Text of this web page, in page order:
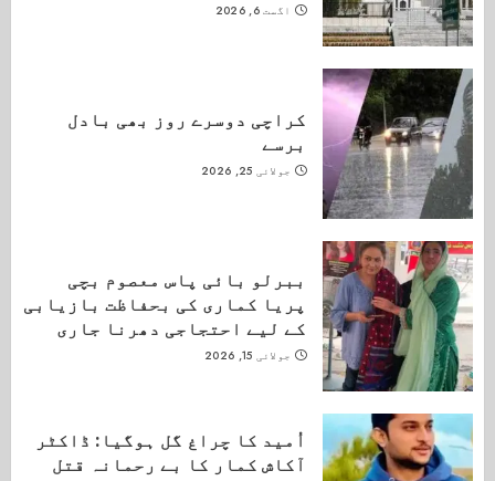
اگست 6, 2026
کراچی دوسرے روز بھی بادل
برسے
جولائی 25, 2026
ببرلو بائی پاس معصوم بچی
پریا کماری کی بحفاظت بازیابی
کے لیے احتجاجی دھرنا جاری
جولائی 15, 2026
اُمید کا چراغ گل ہوگیا: ڈاکٹر
آکاش کمار کا بے رحمانہ قتل